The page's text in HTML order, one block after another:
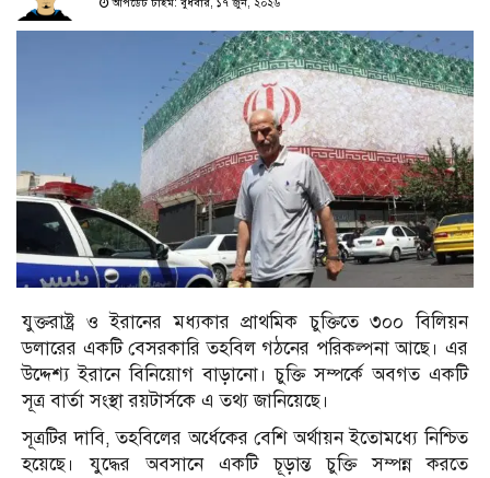
আপডেট টাইম: বুধবার, ১৭ জুন, ২০২৬
যুক্তরাষ্ট্র ও ইরানের মধ্যকার প্রাথমিক চুক্তিতে ৩০০ বিলিয়ন
ডলারের একটি বেসরকারি তহবিল গঠনের পরিকল্পনা আছে। এর
উদ্দেশ্য ইরানে বিনিয়োগ বাড়ানো। চুক্তি সম্পর্কে অবগত একটি
সূত্র বার্তা সংস্থা রয়টার্সকে এ তথ্য জানিয়েছে।
সূত্রটির দাবি, তহবিলের অর্ধেকের বেশি অর্থায়ন ইতোমধ্যে নিশ্চিত
হয়েছে। যুদ্ধের অবসানে একটি চূড়ান্ত চুক্তি সম্পন্ন করতে